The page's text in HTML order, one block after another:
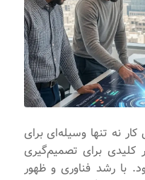
نه تنها وسیله‌ای برای
کلیدی برای تصمیم‌گیری
با رشد فناوری و ظهور